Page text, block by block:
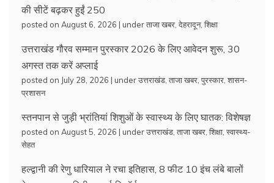
की सीटें बढ़कर हुईं 250
posted on August 6, 2026 | underताजा खबर देहरादून, शिक्षा
उत्तराखंड गौरव सम्मान पुरस्कार 2026 के लिए आवेदन शुरू, 30
अगस्त तक करें अप्लाई
posted on July 28, 2026 | underउत्तराखंड ताजा खबर पुरस्कार शासन-
प्रशासन
स्तनपान से जुड़ी भ्रांतियां शिशुओं के स्वास्थ्य के लिए घातक: विशेषज्ञ
posted on August 5, 2026 | underउत्तराखंड ताजा खबर शिक्षा स्वास्थ्य-
सेहत
हल्द्वानी की रेणु धारियाल ने रचा इतिहास, 8 फीट 10 इंच लंबे बालों